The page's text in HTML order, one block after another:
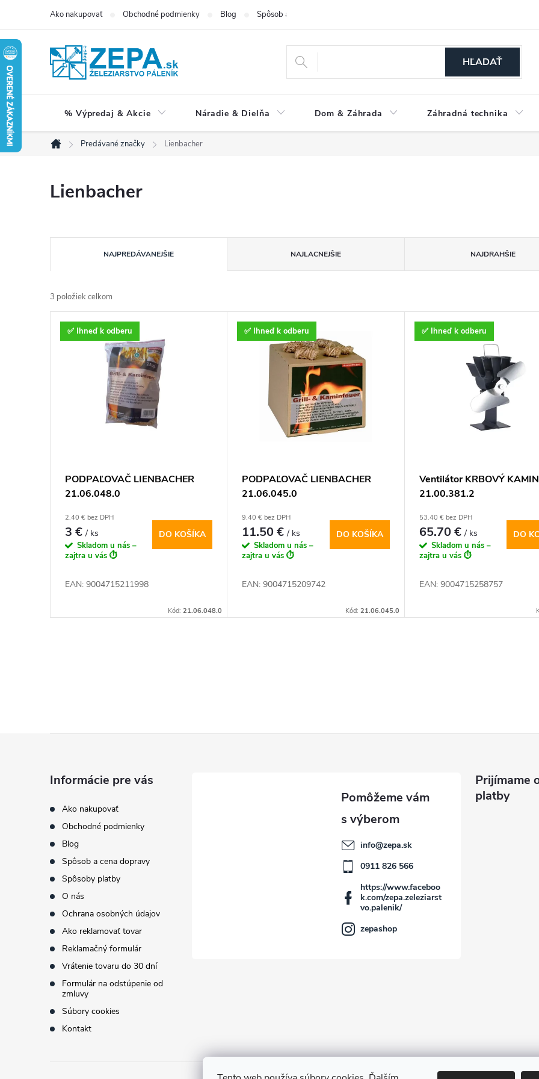
obsah
Ako nakupovať Obchodné podmienky Blog Spôsob a cena dopravy
HĽADAŤ
% Výpredaj & Akcie Náradie & Dielňa Dom & Záhrada Záhradná technika
Domov
Predávané značky Lienbacher
Lienbacher
a
d
e
k
NAJPREDÁVANEJŠIE NAJLACNEJŠIE NAJDRAHŠIE
3 položiek celkom
V
k
✅ Ihneď k odberu
PODPAĽOVAČ LIENBACHER
21.06.048.0
2.40 € bez DPH
3 €/ ks
Skladom u nás –
zajtra u vás ⏱️
DO KOŠÍKA
EAN: 9004715211998
Kód:21.06.048.0
✅ Ihneď k odberu
PODPAĽOVAČ LIENBACHER
21.06.045.0
9.40 € bez DPH
11.50 €/ ks
Skladom u nás –
zajtra u vás ⏱️
DO KOŠÍKA
EAN:9004715209742
Kód: 21.06.045.0
✅ Ihneď k odberu
Ventilátor KRBOVÝ KAMIN
21.00.381.2
53.40 € bez DPH
65.70 €/ ks
Skladom u nás –
zajtra u vás ⏱️
DO
EAN: 9004715258757
á
a
c
i
e
p
r
v
k
y
ý
Informácie pre vás
Ako nakupovať
Obchodné podmienky
Blog
Spôsob a cena dopravy
Spôsoby platby
O nás
Ochrana osobných údajov
Ako reklamovať tovar
Reklamačný formulár
Vrátenie tovaru do 30 dní
Formulár na odstúpenie od
zmluvy
Súbory cookies
Kontakt
info@zepa.sk
0911 826 566
https://www.faceboo
k.com/zepa.zeleziarst
vo.palenik/
zepashop
Prijímame
platby